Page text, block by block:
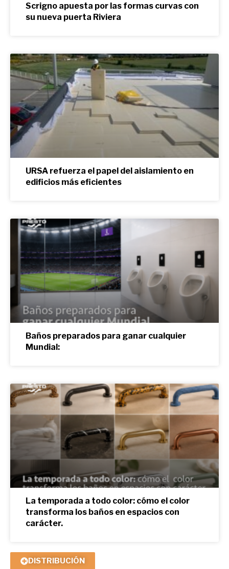
Scrigno apuesta por las formas curvas con
su nueva puerta Riviera
URSA refuerza el papel del aislamiento en
edificios más eficientes
Baños preparados para ganar cualquier
Mundial:
La temporada a todo color: cómo el color
transforma los baños en espacios con
carácter.
DISTRIBUCIÓN